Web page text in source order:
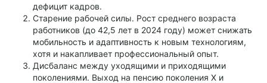
дефицит кадров.
Старение рабочей силы. Рост среднего возраста
работников (до 42,5 лет в 2024 году) может снижать
мобильность и адаптивность к новым технологиям,
хотя и накапливает профессиональный опыт.
Дисбаланс между уходящими и приходящими
поколениями. Выход на пенсию поколения X и